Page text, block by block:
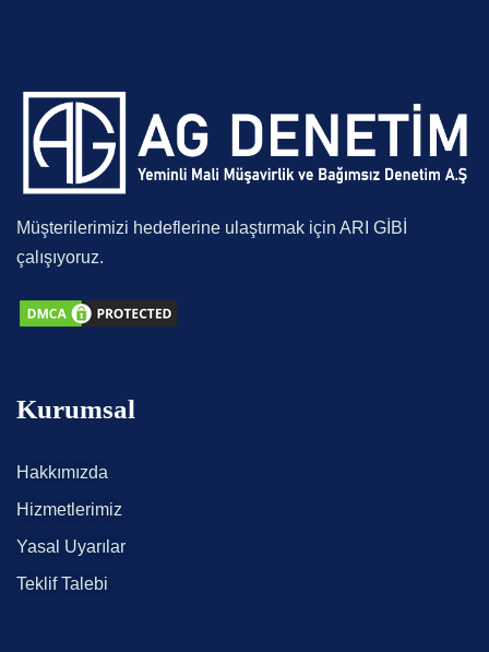
Müşterilerimizi hedeflerine ulaştırmak için ARI GİBİ
çalışıyoruz.
Kurumsal
Hakkımızda
Hizmetlerimiz
Yasal Uyarılar
Teklif Talebi